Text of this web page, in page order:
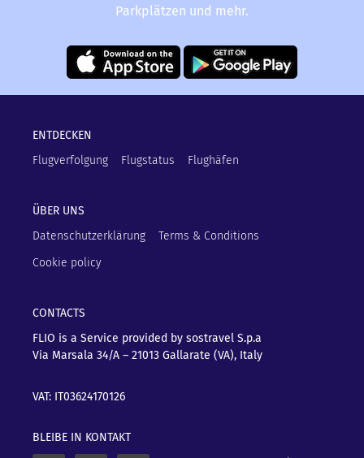
Parkplätzen und mehr.
ENTDECKEN
Flugverfolgung
Flugstatus Flughäfen
ÜBER UNS
Datenschutzerklärung
Terms & Conditions
Cookie policy
CONTACTS
FLIO is a Service provided by sostravel S.p.a
Via Marsala 34/A – 21013 Gallarate (VA), Italy
VAT: IT03624170126
BLEIBE IN KONTAKT